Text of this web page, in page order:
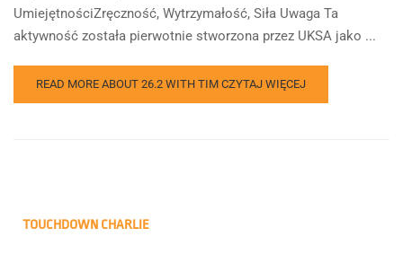
UmiejętnościZręczność, Wytrzymałość, Siła Uwaga Ta
aktywność została pierwotnie stworzona przez UKSA jako ...
READ MORE ABOUT 26.2 WITH TIM CZYTAJ WIĘCEJ
TOUCHDOWN CHARLIE